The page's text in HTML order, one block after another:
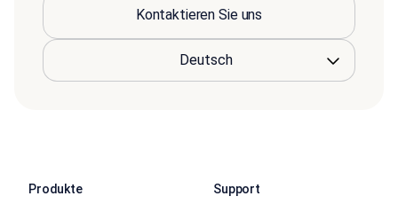
Kontaktieren Sie uns
Produkte Support